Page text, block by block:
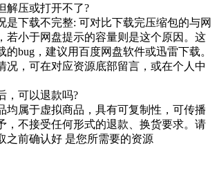
解压或打开不了?
是下载不完整: 可对比下载完压缩包的与网
若小于网盘提示的容量则是这个原因。这
的bug，建议用百度网盘软件或迅雷下载。
况，可在对应资源底部留言，或在个人中
，可以退款吗?
均属于虚拟商品，具有可复制性，可传播
，不接受任何形式的退款、换货要求。请
之前确认好 是您所需要的资源